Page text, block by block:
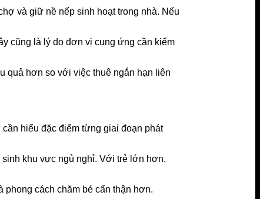
và giữ nề nếp sinh hoạt trong nhà. Nếu
cũng là lý do đơn vị cung ứng cần kiểm
quả hơn so với việc thuê ngắn hạn liên
hiểu đặc điểm từng giai đoạn phát
khu vực ngủ nghỉ. Với trẻ lớn hơn,
phong cách chăm bé cẩn thận hơn.